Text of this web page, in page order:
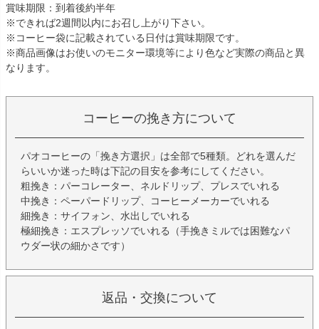
賞味期限：到着後約半年
※できれば2週間以内にお召し上がり下さい。
※コーヒー袋に記載されている日付は賞味期限です。
※商品画像はお使いのモニター環境等により色など実際の商品と異
なります。
コーヒーの挽き方について
パオコーヒーの「挽き方選択」は全部で5種類。どれを選んだ
らいいか迷った時は下記の目安を参考にしてください。
粗挽き：パーコレーター、ネルドリップ、プレスでいれる
中挽き：ペーパードリップ、コーヒーメーカーでいれる
細挽き：サイフォン、水出しでいれる
極細挽き：エスプレッソでいれる（手挽きミルでは困難なパ
ウダー状の細かさです）
返品・交換について